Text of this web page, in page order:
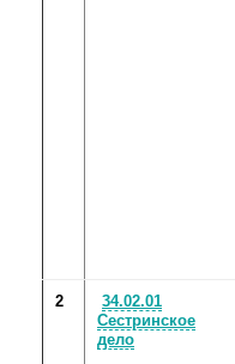
2
34.02.01
Сестринское
дело